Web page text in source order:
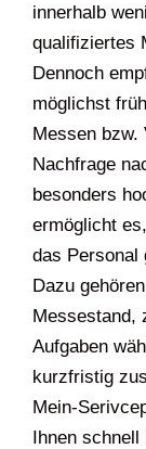
innerhalb
qualifiziertes
Dennoch
möglichst
Messen bzw.
Nachfrage
besonders
ermöglicht
das Personal
Dazu
Messestand,
Aufgaben
kurzfristig
Mein-
Ihnen